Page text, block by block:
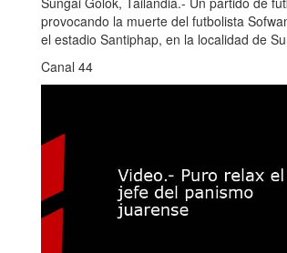
provocando la muerte del futbolista
el estadio Santiphap, en la localidad de
Canal 44